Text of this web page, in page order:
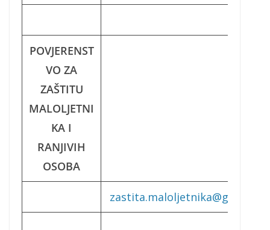
POVJERENST
VO ZA
ZAŠTITU
MALOLJETNI
KA I
RANJIVIH
OSOBA